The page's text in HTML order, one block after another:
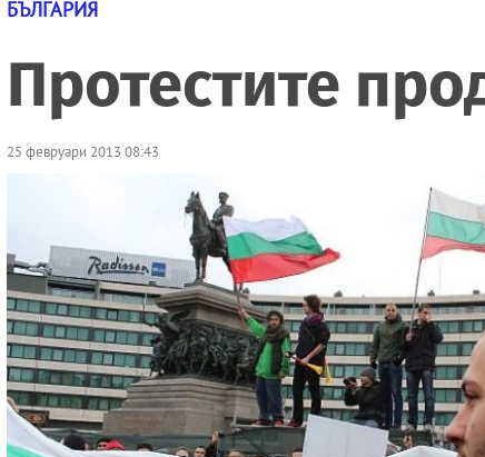
БЪЛГАРИЯ
Протестите
25 февруари 2013 08:43